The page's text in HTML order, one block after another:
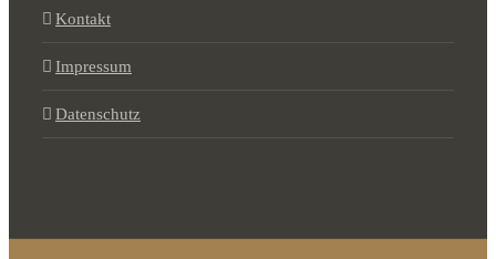
Kontakt
Impressum
Datenschutz